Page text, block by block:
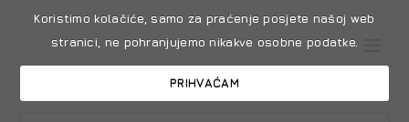
Koristimo kolačiće, samo za praćenje posjete našoj web
stranici, ne pohranjujemo nikakve osobne podatke.
PRIHVAĆAM